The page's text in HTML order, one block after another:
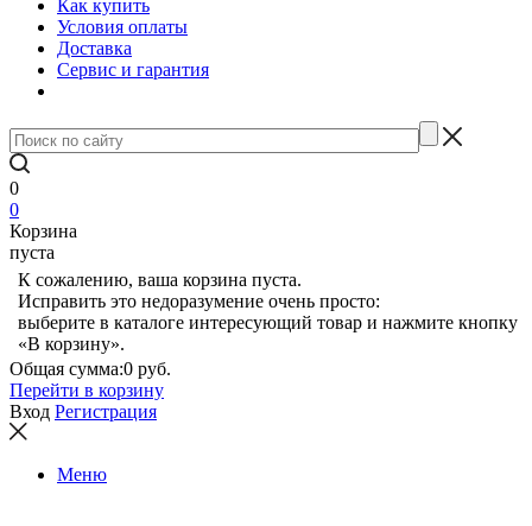
Как купить
Условия оплаты
Доставка
Сервис и гарантия
0
0
Корзина
пуста
К сожалению, ваша корзина пуста.
Исправить это недоразумение очень просто:
выберите в каталоге интересующий товар и нажмите кнопку
«В корзину».
Общая сумма:0 руб.
Перейти в корзину
Вход Регистрация
Меню